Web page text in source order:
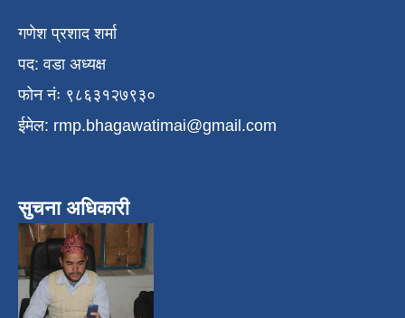
गणेश प्रशाद शर्मा
पद: वडा अध्यक्ष
फोन नंः ९८६३१२७९३०
ईमेल: rmp.bhagawatimai@gmail.com
सुचना अधिकारी